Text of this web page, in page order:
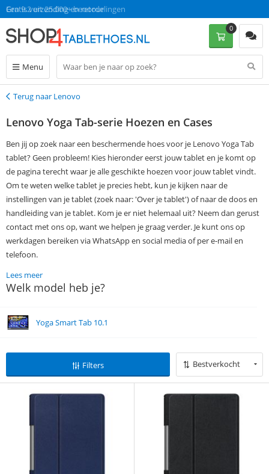
Gratis verzending en retour
Een 9.2 uit 25.000+ beoordelingen
Menu
0
Terug
Terug naar Lenovo
Lenovo Yoga Tab-serie Hoezen en Cases
Ben jij op zoek naar een beschermende hoes voor je Lenovo Yoga Tab
tablet? Geen probleem! Kies hieronder eerst jouw tablet en je komt op
de pagina terecht waar je alle geschikte hoezen voor jouw tablet vindt.
Om te weten welke tablet je precies hebt, kun je kijken naar de
instellingen van je tablet (zoek naar: 'Over je tablet') of naar de doos en
handleiding van je tablet. Kom je er niet helemaal uit? Neem dan gerust
contact met ons op, want we helpen je graag verder. Je kunt ons op
werkdagen bereiken via WhatsApp en social media of per e-mail en
telefoon.
Lees meer
Welk model heb je?
Yoga Smart Tab 10.1
Filters Bestverkocht